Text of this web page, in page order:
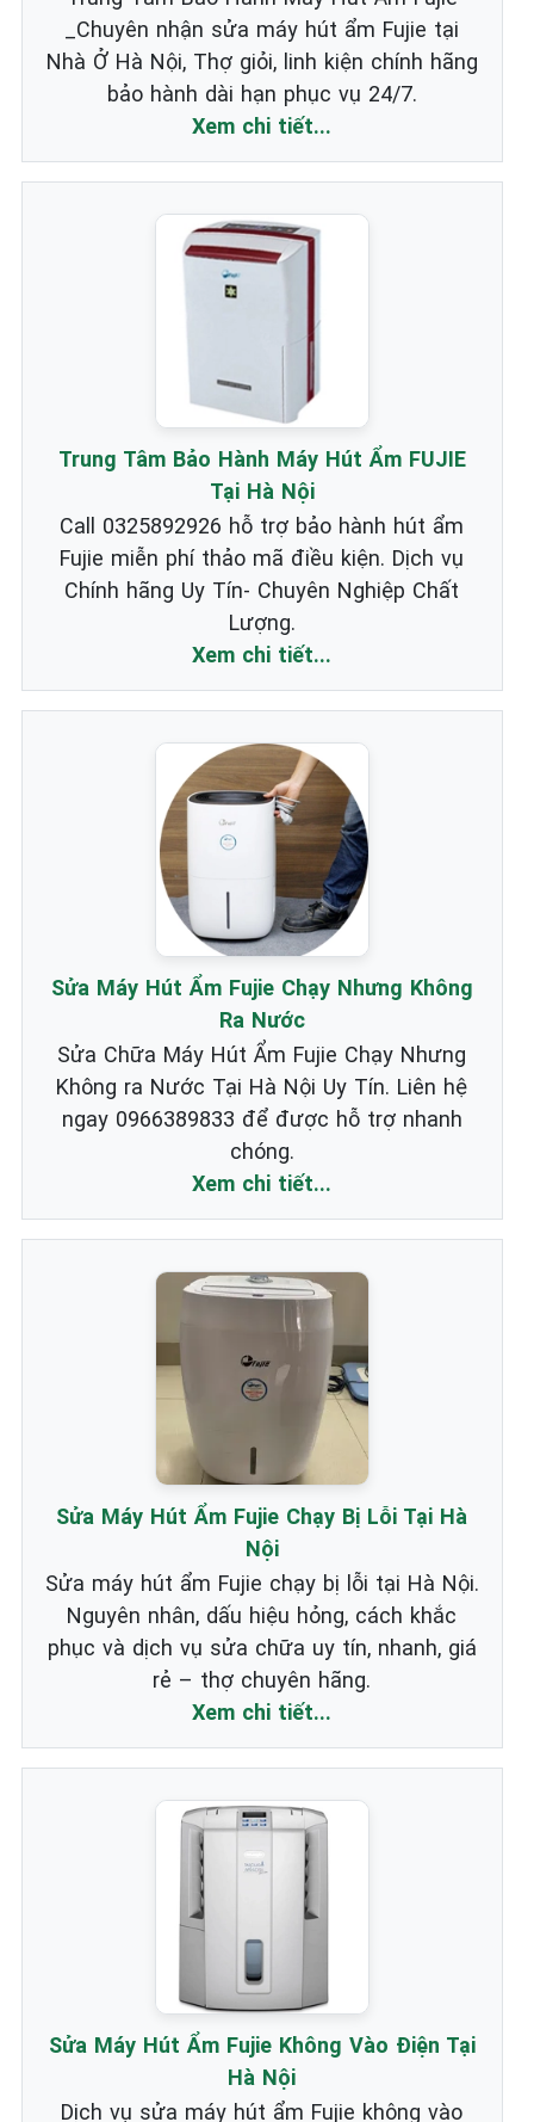
_Chuyên nhận sửa máy hút ẩm Fujie tại
Nhà Ở Hà Nội, Thợ giỏi, linh kiện chính hãng
bảo hành dài hạn phục vụ 24/7.
Xem chi tiết...
Trung Tâm Bảo Hành Máy Hút Ẩm FUJIE
Tại Hà Nội
Call 0325892926 hỗ trợ bảo hành hút ẩm
Fujie miễn phí thảo mã điều kiện. Dịch vụ
Chính hãng Uy Tín- Chuyên Nghiệp Chất
Lượng.
Xem chi tiết...
Sửa Máy Hút Ẩm Fujie Chạy Nhưng Không
Ra Nước
Sửa Chữa Máy Hút Ẩm Fujie Chạy Nhưng
Không ra Nước Tại Hà Nội Uy Tín. Liên hệ
ngay 0966389833 để được hỗ trợ nhanh
chóng.
Xem chi tiết...
Sửa Máy Hút Ẩm Fujie Chạy Bị Lỗi Tại Hà
Nội
Sửa máy hút ẩm Fujie chạy bị lỗi tại Hà Nội.
Nguyên nhân, dấu hiệu hỏng, cách khắc
phục và dịch vụ sửa chữa uy tín, nhanh, giá
rẻ – thợ chuyên hãng.
Xem chi tiết...
Sửa Máy Hút Ẩm Fujie Không Vào Điện Tại
Hà Nội
Dịch vụ sửa máy hút ẩm Fujie không vào